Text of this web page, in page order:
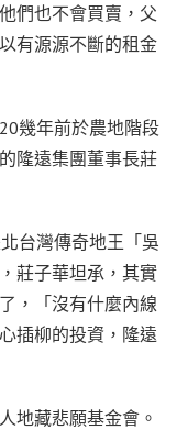
們也不會買賣，父
有源源不斷的租金
幾年前於農地階段
隆遠集團董事長莊
台灣傳奇地王「吳
莊子華坦承，其實
，「沒有什麼內線
插柳的投資，隆遠
地藏悲願基金會。